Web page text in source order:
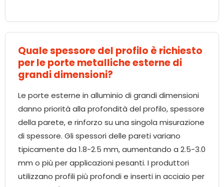
Quale spessore del profilo è richiesto
per le porte metalliche esterne di
grandi dimensioni?
Le porte esterne in alluminio di grandi dimensioni
danno priorità alla profondità del profilo, spessore
della parete, e rinforzo su una singola misurazione
di spessore. Gli spessori delle pareti variano
tipicamente da 1.8-2.5 mm, aumentando a 2.5-3.0
mm o più per applicazioni pesanti. I produttori
utilizzano profili più profondi e inserti in acciaio per